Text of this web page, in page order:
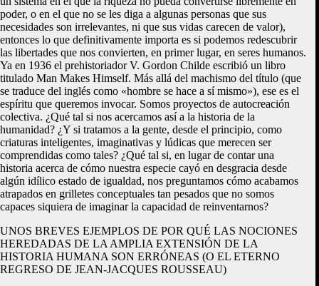
poder, o en el que no se les diga a algunas personas que sus
necesidades son irrelevantes, ni que sus vidas carecen de valor),
entonces lo que definitivamente importa es si podemos redescubrir
las libertades que nos convierten, en primer lugar, en seres humanos.
Ya en 1936 el prehistoriador V. Gordon Childe escribió un libro
titulado Man Makes Himself. Más allá del machismo del título (que
se traduce del inglés como «hombre se hace a sí mismo»), ese es el
espíritu que queremos invocar. Somos proyectos de autocreación
colectiva. ¿Qué tal si nos acercamos así a la historia de la
humanidad? ¿Y si tratamos a la gente, desde el principio, como
criaturas inteligentes, imaginativas y lúdicas que merecen ser
comprendidas como tales? ¿Qué tal si, en lugar de contar una
historia acerca de cómo nuestra especie cayó en desgracia desde
algún idílico estado de igualdad, nos preguntamos cómo acabamos
atrapados en grilletes conceptuales tan pesados que no somos
capaces siquiera de imaginar la capacidad de reinventarnos?
UNOS BREVES EJEMPLOS DE POR QUÉ LAS NOCIONES
HEREDADAS DE LA AMPLIA EXTENSIÓN DE LA
HISTORIA HUMANA SON ERRÓNEAS (O EL ETERNO
REGRESO DE JEAN-JACQUES ROUSSEAU)